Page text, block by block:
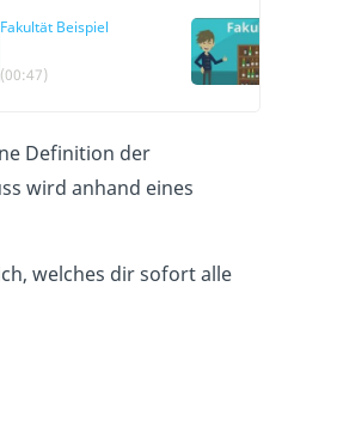
Fakultät Beispiel
(00:47)
Definition der
wird anhand eines
welches dir sofort alle